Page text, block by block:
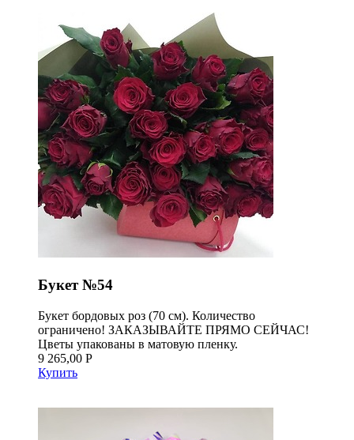
Букет №54
Букет бордовых роз (70 см). Количество
ограничено! ЗАКАЗЫВАЙТЕ ПРЯМО СЕЙЧАС!
Цветы упакованы в матовую пленку.
9 265,00 Р
Купить